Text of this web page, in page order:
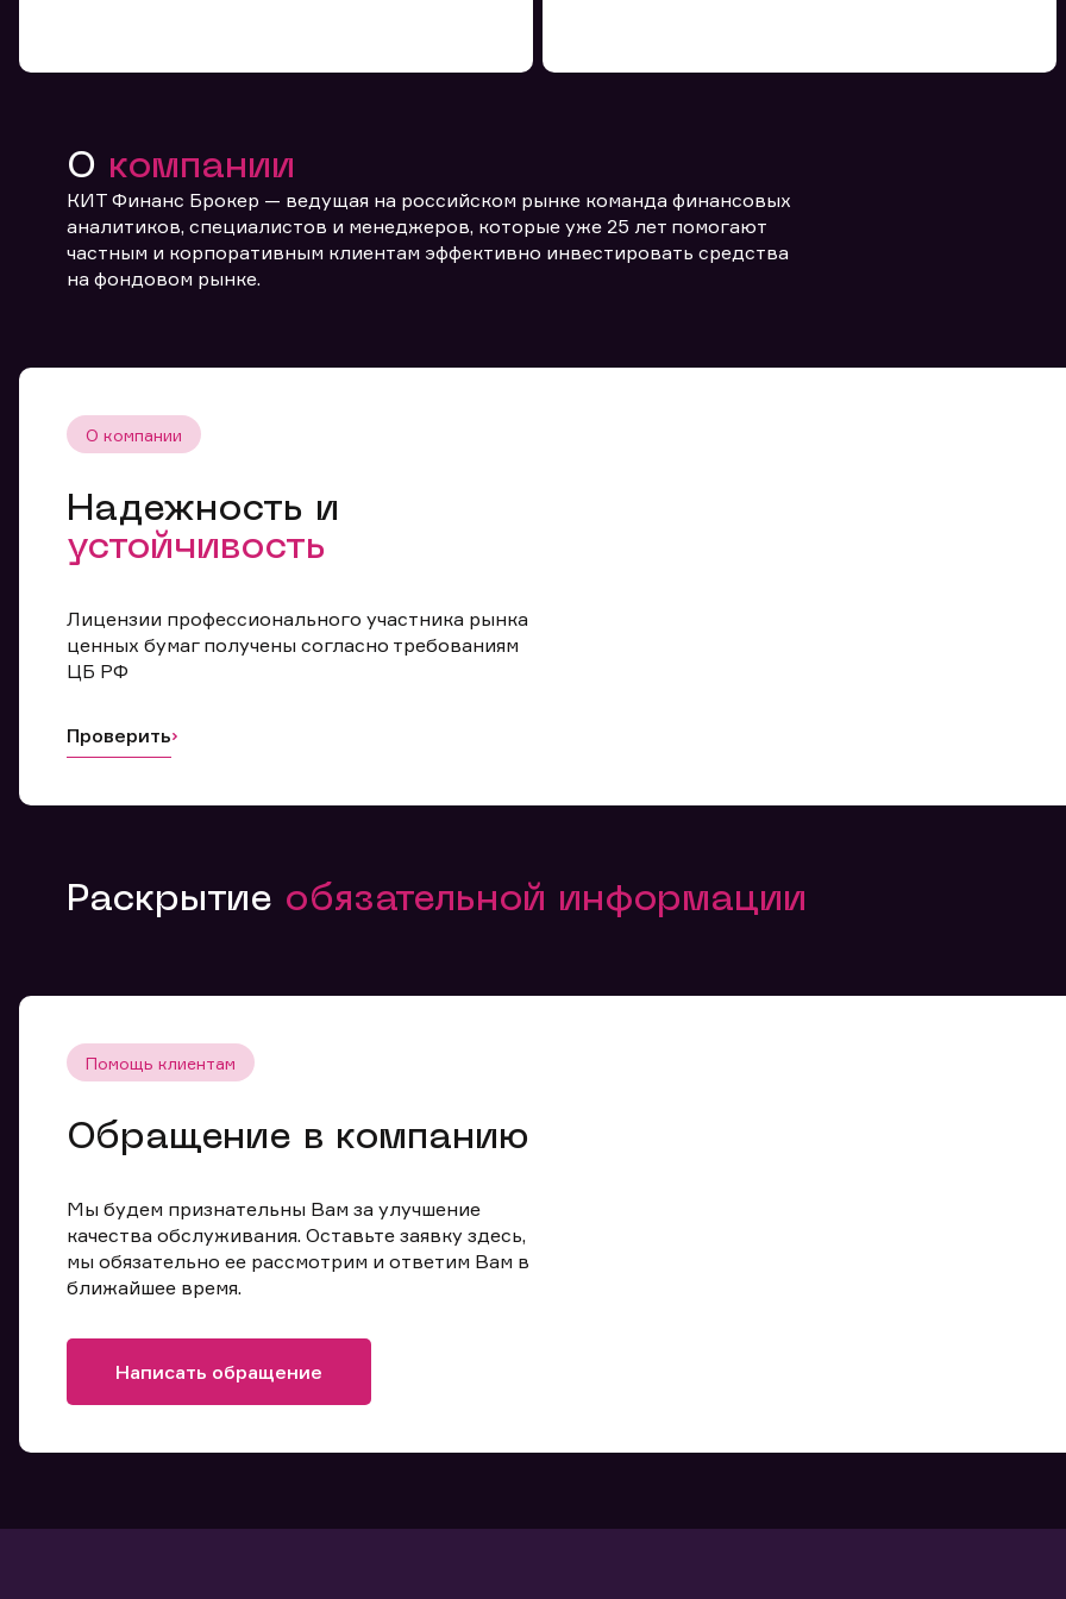
О компании
КИТ Финанс Брокер — ведущая на российском рынке команда финансовых
аналитиков, специалистов и менеджеров, которые уже 25 лет помогают
частным и корпоративным клиентам эффективно инвестировать средства
на фондовом рынке.
О компании
Надежность и
устойчивость
Лицензии профессионального участника рынка
ценных бумаг получены согласно требованиям
ЦБ РФ
Проверить
Раскрытие обязательной информации
Помощь клиентам
Обращение в компанию
Мы будем признательны Вам за улучшение
качества обслуживания. Оставьте заявку здесь,
мы обязательно ее рассмотрим и ответим Вам в
ближайшее время.
Написать обращение
Отправить заявку